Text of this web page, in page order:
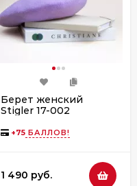
Берет женский
Stigler 17-002
+75 БАЛЛОВ!
1 490 руб.